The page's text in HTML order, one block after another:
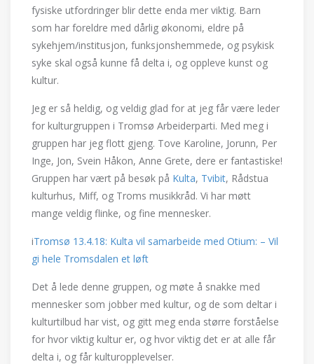
fysiske utfordringer blir dette enda mer viktig. Barn
som har foreldre med dårlig økonomi, eldre på
sykehjem/institusjon, funksjonshemmede, og psykisk
syke skal også kunne få delta i, og oppleve kunst og
kultur.
Jeg er så heldig, og veldig glad for at jeg får være leder
for kulturgruppen i Tromsø Arbeiderparti. Med meg i
gruppen har jeg flott gjeng. Tove Karoline, Jorunn, Per
Inge, Jon, Svein Håkon, Anne Grete, dere er fantastiske!
Gruppen har vært på besøk på Kulta, Tvibit, Rådstua
kulturhus, Miff, og Troms musikkråd. Vi har møtt
mange veldig flinke, og fine mennesker.
iTromsø 13.4.18: Kulta vil samarbeide med Otium: – Vil
gi hele Tromsdalen et løft
Det å lede denne gruppen, og møte å snakke med
mennesker som jobber med kultur, og de som deltar i
kulturtilbud har vist, og gitt meg enda større forståelse
for hvor viktig kultur er, og hvor viktig det er at alle får
delta i, og får kulturopplevelser.